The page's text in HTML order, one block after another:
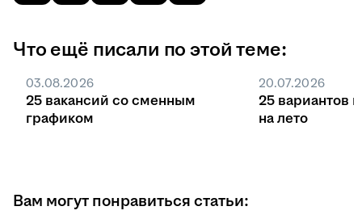
Что ещё писали по этой теме:
03.08.2026
25 вакансий со сменным
графиком
20.07.2026
25 вариантов
на лето
Вам могут понравиться статьи: